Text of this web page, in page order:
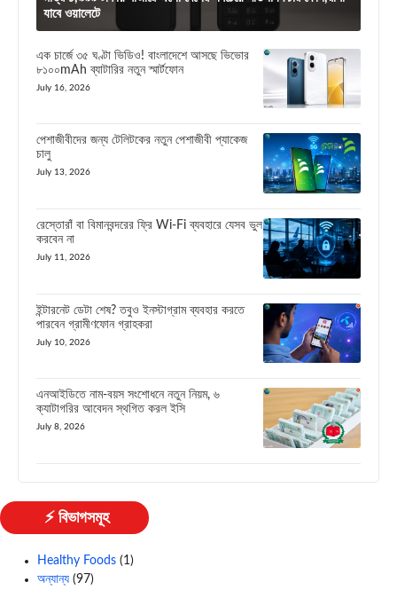
যাবে ওয়ালেটে
এক চার্জে ৩৫ ঘণ্টা ভিডিও! বাংলাদেশে আসছে ভিভোর
৮১০০mAh ব্যাটারির নতুন স্মার্টফোন
July 16, 2026
পেশাজীবীদের জন্য টেলিটকের নতুন পেশাজীবী প্যাকেজ
চালু
July 13, 2026
রেস্তোরাঁ বা বিমানবন্দরের ফ্রি Wi-Fi ব্যবহারে যেসব ভুল
করবেন না
July 11, 2026
ইন্টারনেট ডেটা শেষ? তবুও ইনস্টাগ্রাম ব্যবহার করতে
পারবেন গ্রামীণফোন গ্রাহকরা
July 10, 2026
এনআইডিতে নাম-বয়স সংশোধনে নতুন নিয়ম, ৬
ক্যাটাগরির আবেদন স্থগিত করল ইসি
July 8, 2026
⚡ বিভাগসমূহ
Healthy Foods (1)
অন্যান্য (97)